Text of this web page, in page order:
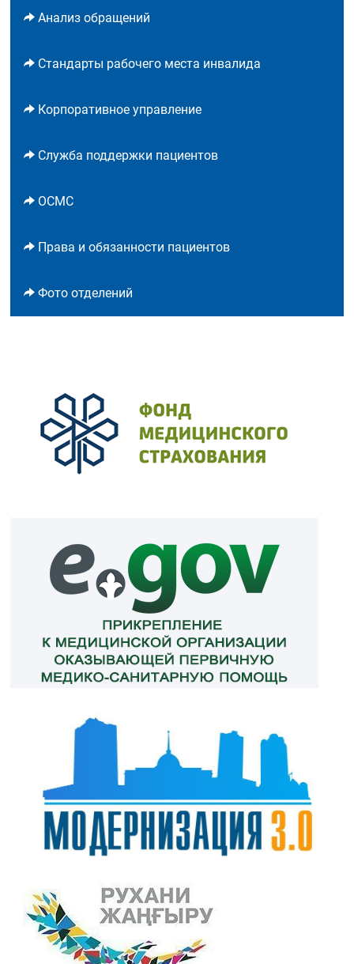
Анализ обращений
Стандарты рабочего места инвалида
Корпоративное управление
Служба поддержки пациентов
ОСМС
Права и обязанности пациентов
Фото отделений